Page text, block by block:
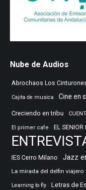
Nube de Audios
Abrochaos Los
Cajita de musica Cine en
Creciendo en tribu
El primer cafe EL SENIOR
IES Cerro Milano Jazz
La mirada del delfin viajero
Learning to fly Letras de